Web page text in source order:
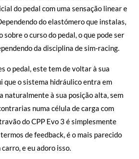
do pedal com uma sensação linear e
do elastómero que instalas,
o curso do pedal, o que pode ser
da disciplina de sim-racing.
o pedal, este tem de voltar à sua
que o sistema hidráulico entra em
naturalmente à sua posição alta, sem
numa célula de carga com
do CPP Evo 3 é simplesmente
de feedback, é o mais parecido
e eu adoro isso.